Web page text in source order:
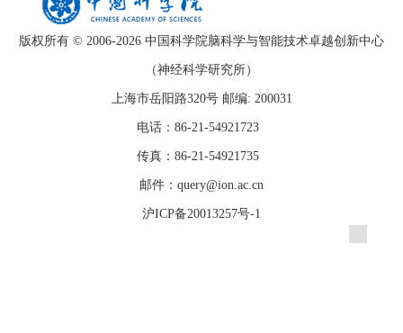
版权所有 © 2006-2026 中国科学院脑科学与智能技术卓越创新中心
（神经科学研究所）
上海市岳阳路320号 邮编: 200031
电话：86-21-54921723
传真：86-21-54921735
邮件：query@ion.ac.cn
沪ICP备20013257号-1